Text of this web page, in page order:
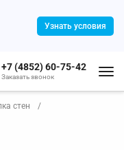
Узнать условия
+7 (4852) 60-75-42
Заказать звонок
стен